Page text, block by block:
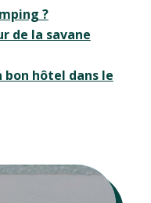
?
de la savane
bon hôtel dans le